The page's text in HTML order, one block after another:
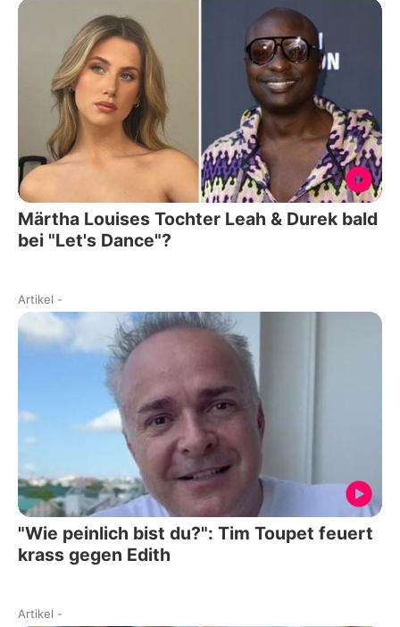
Märtha Louises Tochter Leah & Durek bald
bei "Let's Dance"?
Artikel -
"Wie peinlich bist du?": Tim Toupet feuert
krass gegen Edith
Artikel -